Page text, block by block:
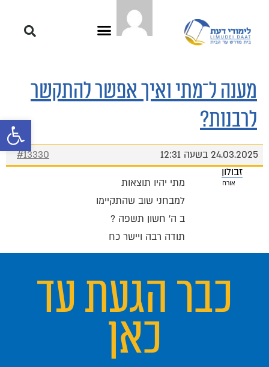
פתח
מענה ל־מתי ואיך אפשר להתקשר
לרבנות?
24.03.2025 בשעה 12:31
#13330
זבולון
אורח
מתי יהיו תוצאות
למבחני שוב שהתקיימו
ב ה' חשון תשפה ?
תודה רבה ויישר כח
כבר הגעת עד
כאן